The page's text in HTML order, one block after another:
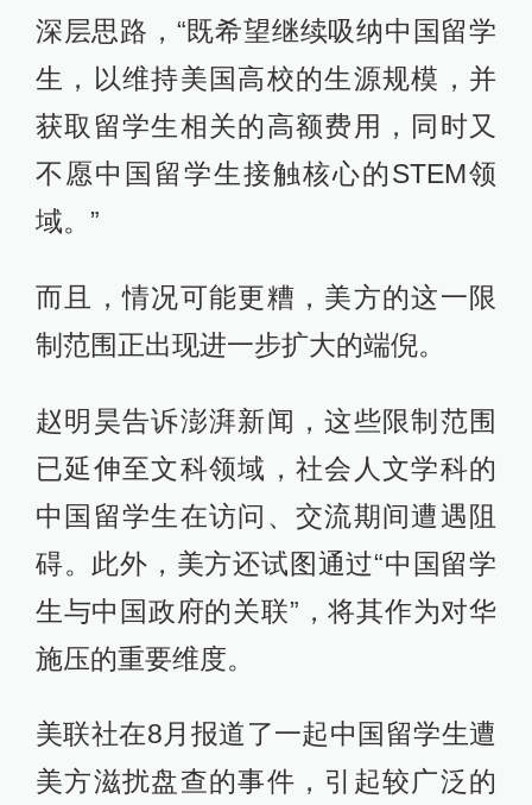
深层思路，“既希望继续吸纳中国留学
生，以维持美国高校的生源规模，并
获取留学生相关的高额费用，同时又
不愿中国留学生接触核心的STEM领
域。”
而且，情况可能更糟，美方的这一限
制范围正出现进一步扩大的端倪。
赵明昊告诉澎湃新闻，这些限制范围
已延伸至文科领域，社会人文学科的
中国留学生在访问、交流期间遭遇阻
碍。此外，美方还试图通过“中国留学
生与中国政府的关联”，将其作为对华
施压的重要维度。
美联社在8月报道了一起中国留学生遭
美方滋扰盘查的事件，引起较广泛的